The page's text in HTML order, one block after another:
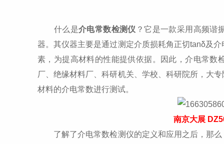
什么是介电常数检测仪 ？它是一款采用高频谐
器。其仪器主要是通过测定介质损耗角正切tanδ及
素，为提高材料的性能提供依据。因此，介电常数
厂、绝缘材料厂、科研机关、学校、科研院所，大
材料的介电常数进行测试。
南京大展
了解了介电常数检测仪的定义和应用之后，那么